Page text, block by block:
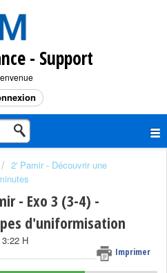
- Support
2' Pamir - Découvrir une
- Exo 3 (3-4) -
d'uniformisation
Imprimer
H